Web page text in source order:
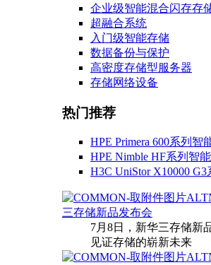
企业级智能混合闪存存
超融合系统
入门级智能存储
数据备份与保护
高密度存储型服务器
存储网络设备
热门推荐
HPE Primera 600系列智
HPE Nimble HF系列智
H3C UniStor X10000
三存储新品发布会
7月8日，新华三存储新
见证存储的崭新未来